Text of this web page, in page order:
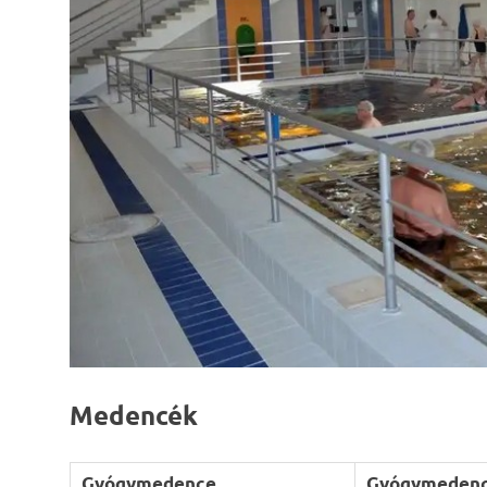
Medencék